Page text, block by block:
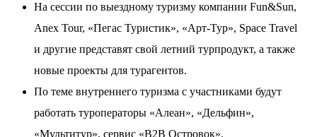
На сессии по выездному туризму компании Fun&Sun,
Anex Tour, «Пегас Туристик», «Арт-Тур», Space Travel
и другие представят свой летний турпродукт, а также
новые проекты для турагентов.
По теме внутреннего туризма с участниками будут
работать туроператоры «Алеан», «Дельфин»,
«Мультитур», сервис «В2В Островок».